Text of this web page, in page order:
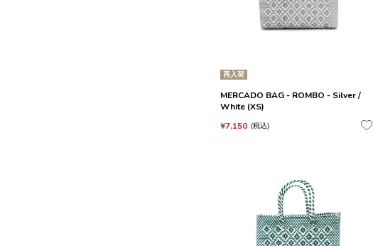
再入荷
MERCADO BAG - ROMBO - Silver /
White (XS)
¥7,150 税込